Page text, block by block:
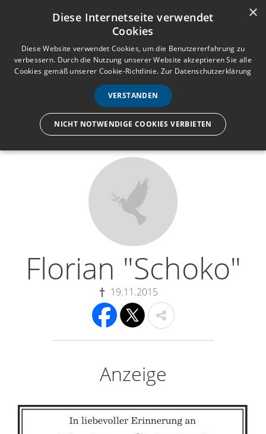
Anmelden Registrieren
e
n
ü
Wir lassen nur die Hand los,
Florian "Schoko"
19.11.2015
Anzeige
×
Diese Internetseite verwendet
Cookies
Diese Website verwendet Cookies, um die Benutzererfahrung zu
verbessern. Durch die Nutzung unserer Website akzeptieren Sie alle
Cookies gemäß unserer Cookie-Richtlinie. Zur Datenschutzerklärung
VERSTANDEN
NICHT NOTWENDIGE COOKIES VERBIETEN